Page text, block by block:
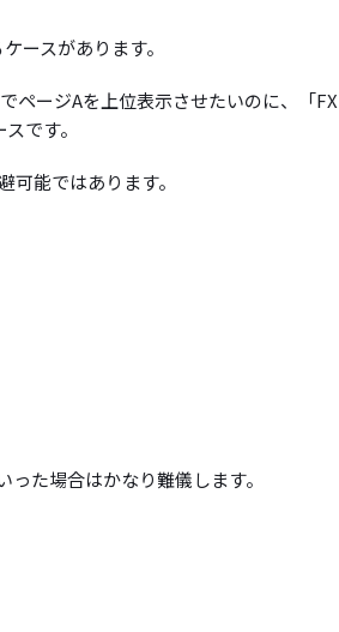
ースがあります。
ページAを上位表示させたいのに、「FX
です。
可能ではあります。
た場合はかなり難儀します。